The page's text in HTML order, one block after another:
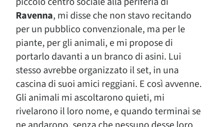
Ravenna, mi disse che non stavo recitando
per un pubblico convenzionale, ma per le
piante, per gli animali, e mi propose di
portarlo davanti a un branco di asini. Lui
stesso avrebbe organizzato il set, in una
cascina di suoi amici reggiani. E così avvenne.
Gli animali mi ascoltarono quieti, mi
rivelarono il loro nome, e quando terminai se